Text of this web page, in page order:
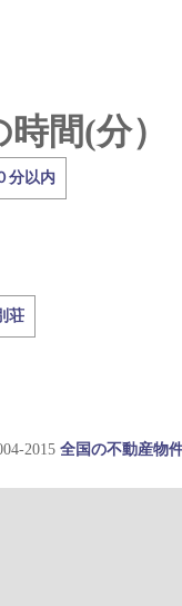
間(分）
分以内
荘
2015 全国の不動産物